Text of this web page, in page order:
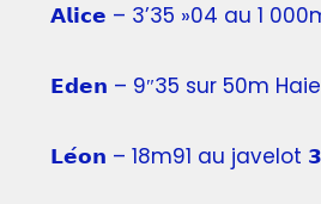
𝗔𝗹𝗶𝗰𝗲 – 3’35 »04 au 1
𝗘𝗱𝗲𝗻 – 9″35 sur 50m
𝗟𝗲́𝗼𝗻 – 18m91 au javelot